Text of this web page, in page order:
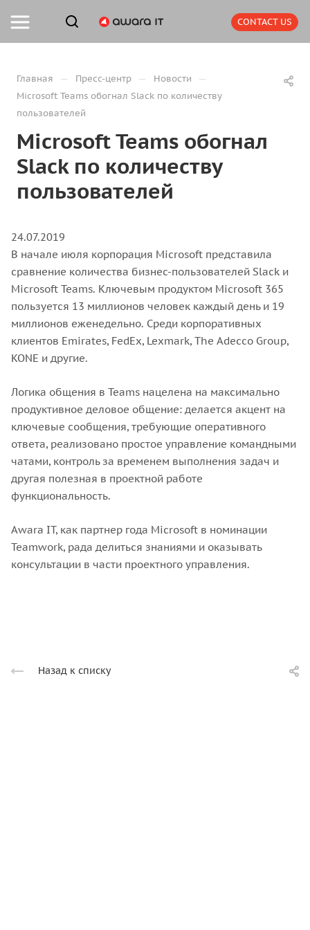
CONTACT US
Главная — Пресс-центр — Новости —
Microsoft Teams обогнал Slack по количеству
пользователей
Microsoft Teams обогнал
Slack по количеству
пользователей
24.07.2019
В начале июля корпорация Microsoft представила
сравнение количества бизнес-пользователей Slack и
Microsoft Teams. Ключевым продуктом Microsoft 365
пользуется 13 миллионов человек каждый день и 19
миллионов еженедельно. Среди корпоративных
клиентов Emirates, FedEx, Lexmark, The Adecco Group,
KONE и другие.
Логика общения в Teams нацелена на максимально
продуктивное деловое общение: делается акцент на
ключевые сообщения, требующие оперативного
ответа, реализовано простое управление командными
чатами, контроль за временем выполнения задач и
другая полезная в проектной работе
функциональность.
Awara IT, как партнер года Microsoft в номинации
Teamwork, рада делиться знаниями и оказывать
консультации в части проектного управления.
Назад к списку